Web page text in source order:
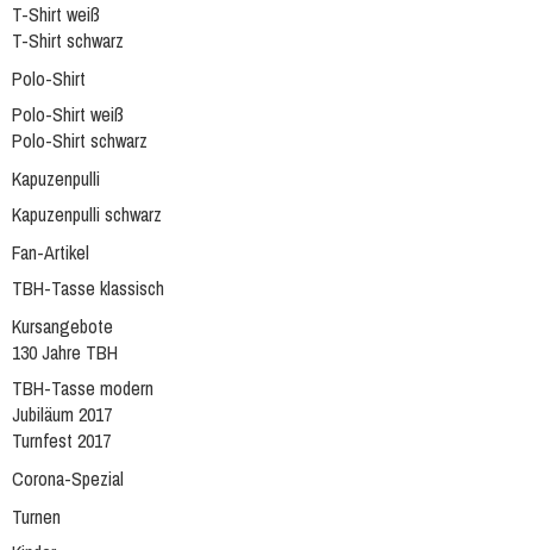
T-Shirt weiß
T-Shirt schwarz
Polo-Shirt
Polo-Shirt weiß
Polo-Shirt schwarz
Kapuzenpulli
Kapuzenpulli schwarz
Fan-Artikel
TBH-Tasse klassisch
Kursangebote
130 Jahre TBH
TBH-Tasse modern
Jubiläum 2017
Turnfest 2017
Corona-Spezial
Turnen